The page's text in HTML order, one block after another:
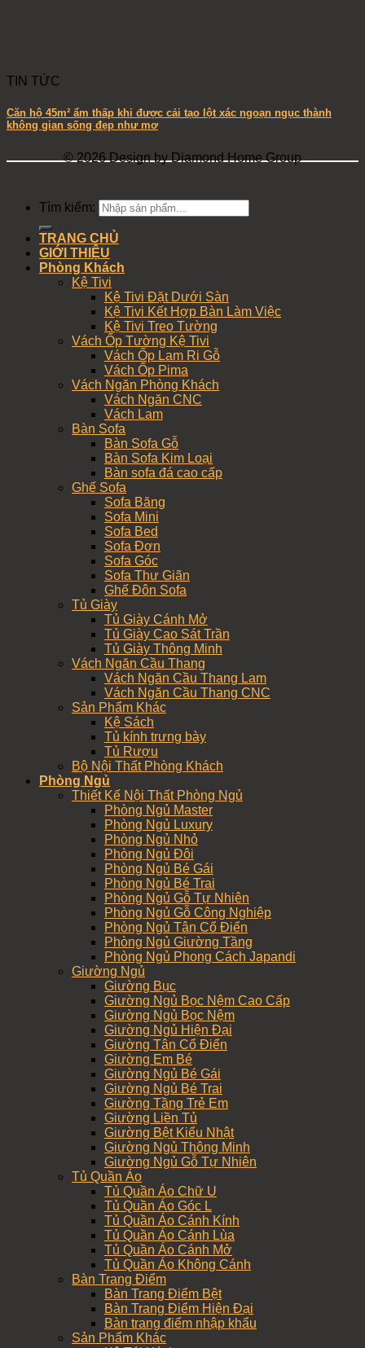
TIN TỨC
Căn hộ 45m² ẩm thấp khi được cải tạo lột xác ngoạn ngục thành
không gian sống đẹp như mơ
© 2026 Design by Diamond Home Group
Tìm kiếm:
TRANG CHỦ
GIỚI THIỆU
Phòng Khách
Kệ Tivi
Kệ Tivi Đặt Dưới Sàn
Kệ Tivi Kết Hợp Bàn Làm Việc
Kệ Tivi Treo Tường
Vách Ốp Tường Kệ Tivi
Vách Ốp Lam Ri Gỗ
Vách Ốp Pima
Vách Ngăn Phòng Khách
Vách Ngăn CNC
Vách Lam
Bàn Sofa
Bàn Sofa Gỗ
Bàn Sofa Kim Loại
Bàn sofa đá cao cấp
Ghế Sofa
Sofa Băng
Sofa Mini
Sofa Bed
Sofa Đơn
Sofa Góc
Sofa Thư Giãn
Ghế Đôn Sofa
Tủ Giày
Tủ Giày Cánh Mở
Tủ Giày Cao Sát Trần
Tủ Giày Thông Minh
Vách Ngăn Cầu Thang
Vách Ngăn Cầu Thang Lam
Vách Ngăn Cầu Thang CNC
Sản Phẩm Khác
Kệ Sách
Tủ kính trưng bày
Tủ Rượu
Bộ Nội Thất Phòng Khách
Phòng Ngủ
Thiết Kế Nội Thất Phòng Ngủ
Phòng Ngủ Master
Phòng Ngủ Luxury
Phòng Ngủ Nhỏ
Phòng Ngủ Đôi
Phòng Ngủ Bé Gái
Phòng Ngủ Bé Trai
Phòng Ngủ Gỗ Tự Nhiên
Phòng Ngủ Gỗ Công Nghiệp
Phòng Ngủ Tân Cổ Điển
Phòng Ngủ Giường Tầng
Phòng Ngủ Phong Cách Japandi
Giường Ngủ
Giường Bục
Giường Ngủ Bọc Nệm Cao Cấp
Giường Ngủ Bọc Nệm
Giường Ngủ Hiện Đại
Giường Tân Cổ Điển
Giường Em Bé
Giường Ngủ Bé Gái
Giường Ngủ Bé Trai
Giường Tầng Trẻ Em
Giường Liền Tủ
Giường Bệt Kiểu Nhật
Giường Ngủ Thông Minh
Giường Ngủ Gỗ Tự Nhiên
Tủ Quần Áo
Tủ Quần Áo Chữ U
Tủ Quần Áo Góc L
Tủ Quần Áo Cánh Kính
Tủ Quần Áo Cánh Lùa
Tủ Quần Áo Cánh Mở
Tủ Quần Áo Không Cánh
Bàn Trang Điểm
Bàn Trang Điểm Bệt
Bàn Trang Điểm Hiện Đại
Bàn trang điểm nhập khẩu
Sản Phẩm Khác